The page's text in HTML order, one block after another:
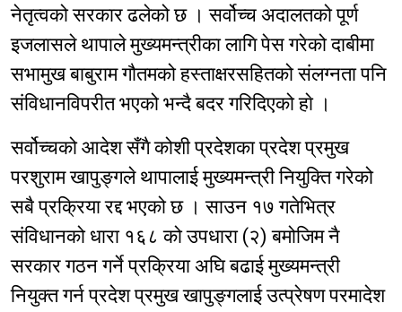
नेतृत्वको सरकार ढलेको छ । सर्वोच्च अदालतको पूर्ण
इजलासले थापाले मुख्यमन्त्रीका लागि पेस गरेको दाबीमा
सभामुख बाबुराम गौतमको हस्ताक्षरसहितको संलग्नता पनि
संविधानविपरीत भएको भन्दै बदर गरिदिएको हाे ।
सर्वोच्चको आदेश सँगै कोशी प्रदेशका प्रदेश प्रमुख
परशुराम खापुङ्गले थापालाई मुख्यमन्त्री नियुक्ति गरेको
सबै प्रक्रिया रद्द भएको छ । साउन १७ गतेभित्र
संविधानको धारा १६८ को उपधारा (२) बमोजिम नै
सरकार गठन गर्ने प्रक्रिया अघि बढाई मुख्यमन्त्री
नियुक्त गर्न प्रदेश प्रमुख खापुङ्गलाई उत्प्रेषण परमादेश